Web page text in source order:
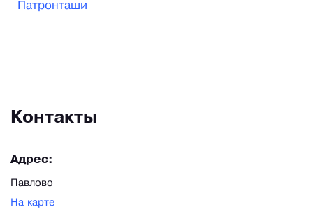
Патронташи
Контакты
Адрес:
Павлово
На карте